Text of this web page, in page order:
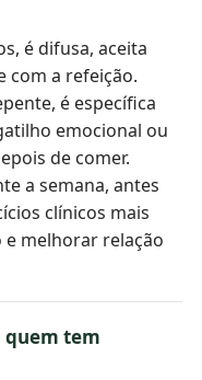
é difusa, aceita
com a refeição.
é específica
emocional ou
de comer.
a semana, antes
clínicos mais
melhorar relação
tem